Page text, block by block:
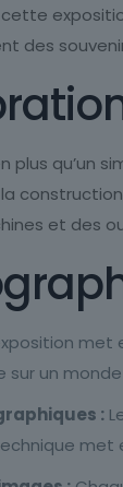
des
qu’un
et des
sur un
:
met